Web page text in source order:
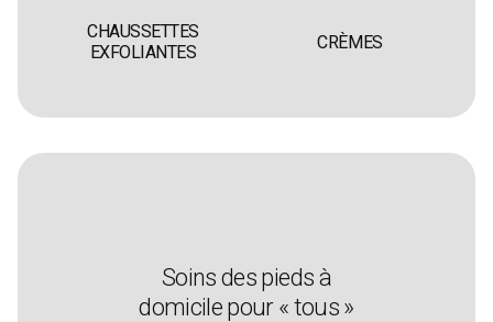
CHAUSSETTES
EXFOLIANTES
CRÈMES
Soins des pieds à
domicile pour « tous »